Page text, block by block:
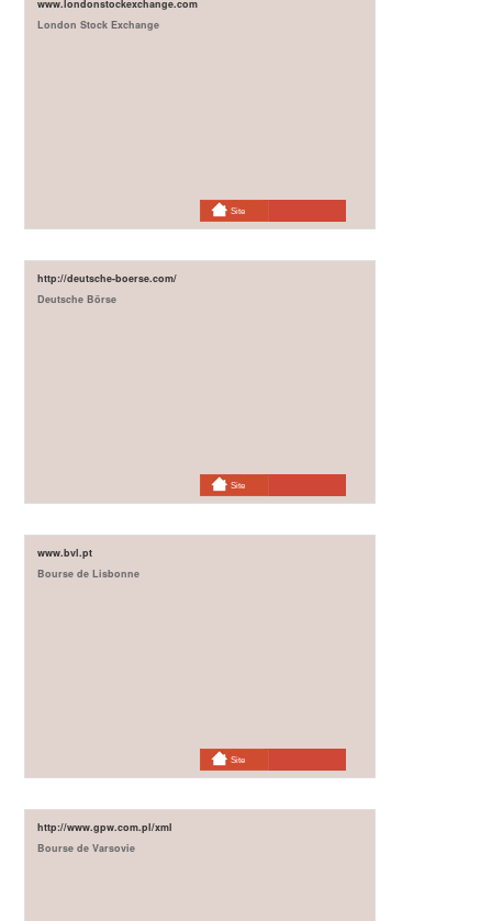
www.londonstockexchange.com
London Stock Exchange
Site
http://deutsche-boerse.com/
Deutsche Börse
Site
www.bvl.pt
Bourse de Lisbonne
Site
http://www.gpw.com.pl/xml
Bourse de Varsovie